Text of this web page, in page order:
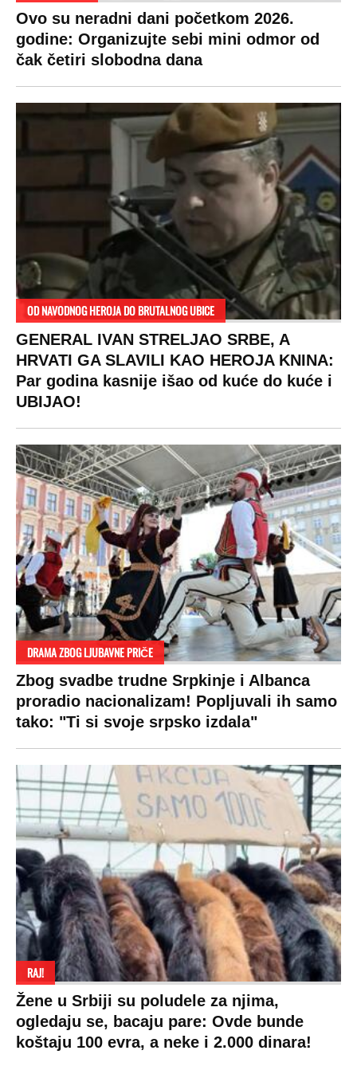
Ovo su neradni dani početkom 2026.
godine: Organizujte sebi mini odmor od
čak četiri slobodna dana
OD NAVODNOG HEROJA DO BRUTALNOG UBICE
GENERAL IVAN STRELJAO SRBE, A
HRVATI GA SLAVILI KAO HEROJA KNINA:
Par godina kasnije išao od kuće do kuće i
UBIJAO!
DRAMA ZBOG LJUBAVNE PRIČE
Zbog svadbe trudne Srpkinje i Albanca
proradio nacionalizam! Popljuvali ih samo
tako: "Ti si svoje srpsko izdala"
RAJ!
Žene u Srbiji su poludele za njima,
ogledaju se, bacaju pare: Ovde bunde
koštaju 100 evra, a neke i 2.000 dinara!